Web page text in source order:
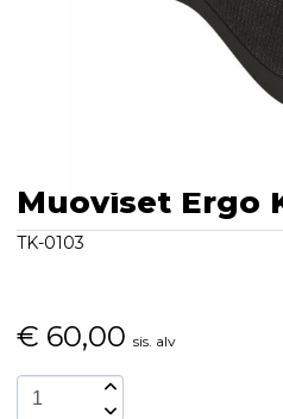
Muoviset Ergo
TK-0103
€ 60,00 sis. alv